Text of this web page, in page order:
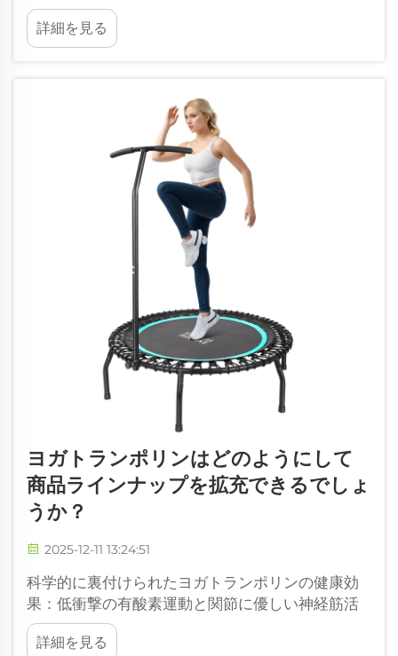
ラティスサービスへの需要の高まり 全国のピラテ
ィススタジオでは、特に機器に関する部分で大き
な変化が見られています…
詳細を見る
ヨガトランポリンはどのようにして
商品ラインナップを拡充できるでしょ
うか？
2025-12-11 13:24:51
科学的に裏付けられたヨガトランポリンの健康効
果：低衝撃の有酸素運動と関節に優しい神経筋活
性化 トランポリンでヨガを行うことで、関節を傷
めることなく優れた有酸素運動の効果が得られま
詳細を見る